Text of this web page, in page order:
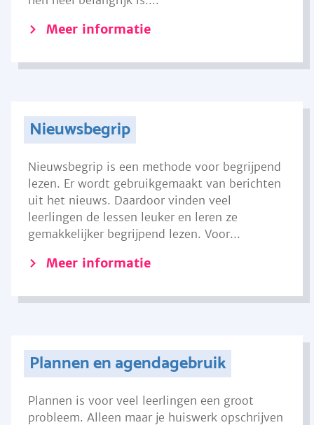
Meer informatie
Nieuwsbegrip
Nieuwsbegrip is een methode voor begrijpend
lezen. Er wordt gebruikgemaakt van berichten
uit het nieuws. Daardoor vinden veel
leerlingen de lessen leuker en leren ze
gemakkelijker begrijpend lezen. Voor...
Meer informatie
Plannen en agendagebruik
Plannen is voor veel leerlingen een groot
probleem. Alleen maar je huiswerk opschrijven